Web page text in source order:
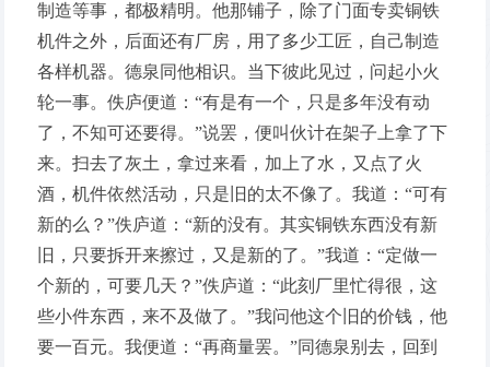
制造等事，都极精明。他那铺子，除了门面专卖铜铁
机件之外，后面还有厂房，用了多少工匠，自己制造
各样机器。德泉同他相识。当下彼此见过，问起小火
轮一事。佚庐便道：“有是有一个，只是多年没有动
了，不知可还要得。”说罢，便叫伙计在架子上拿了下
来。扫去了灰土，拿过来看，加上了水，又点了火
酒，机件依然活动，只是旧的太不像了。我道：“可有
新的么？”佚庐道：“新的没有。其实铜铁东西没有新
旧，只要拆开来擦过，又是新的了。”我道：“定做一
个新的，可要几天？”佚庐道：“此刻厂里忙得很，这
些小件东西，来不及做了。”我问他这个旧的价钱，他
要一百元。我便道：“再商量罢。”同德泉别去，回到